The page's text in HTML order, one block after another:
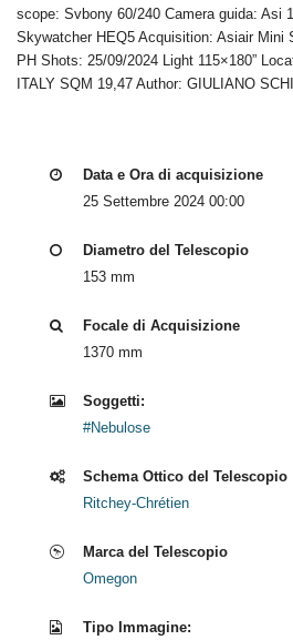
scope: Svbony 60/240 Camera guida: Asi
Skywatcher HEQ5 Acquisition: Asiair Mini
PH Shots: 25/09/2024 Light 115×180”
ITALY SQM 19,47 Author: GIULIANO
Data e Ora di acquisizione
25 Settembre 2024 00:00
Diametro del Telescopio
153 mm
Focale di Acquisizione
1370 mm
Soggetti:
#Nebulose
Schema Ottico del Telescopio
Ritchey-Chrétien
Marca del Telescopio
Omegon
Tipo Immagine: